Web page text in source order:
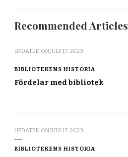
Recommended Articles
UPDATED ONJULY 17, 2023
BIBLIOTEKENS HISTORIA
Fördelar med bibliotek
UPDATED ONJULY 17, 2023
BIBLIOTEKENS HISTORIA